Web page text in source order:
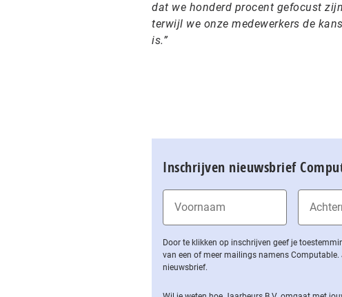
dat we honderd procent gefocust
terwijl we onze medewerkers de
is.”
Inschrijven nieuwsbrief
Door te klikken op inschrijven geef je
van een of meer mailings namens
nieuwsbrief.